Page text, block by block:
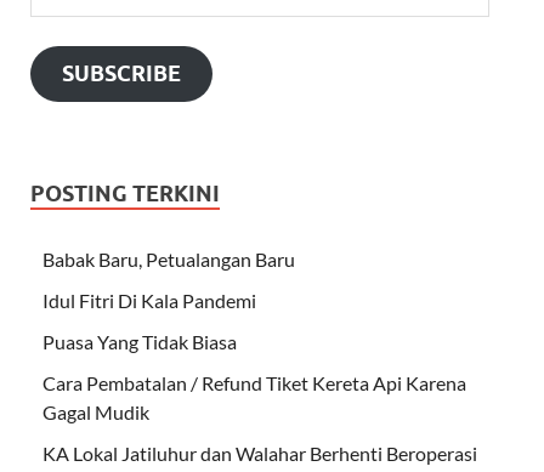
SUBSCRIBE
POSTING TERKINI
Babak Baru, Petualangan Baru
Idul Fitri Di Kala Pandemi
Puasa Yang Tidak Biasa
Cara Pembatalan / Refund Tiket Kereta Api Karena
Gagal Mudik
KA Lokal Jatiluhur dan Walahar Berhenti Beroperasi